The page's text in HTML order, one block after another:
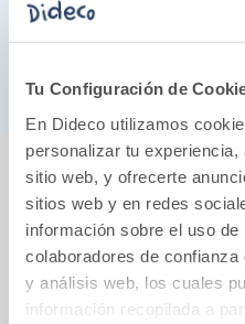
Tu Configuración de
En Dideco utilizamos
personalizar tu
sitio web, y ofrecerte
sitios web y en redes
información sobre el uso
colaboradores de
y análisis web, los cuales
información recopilada a
atropellar: antes
También